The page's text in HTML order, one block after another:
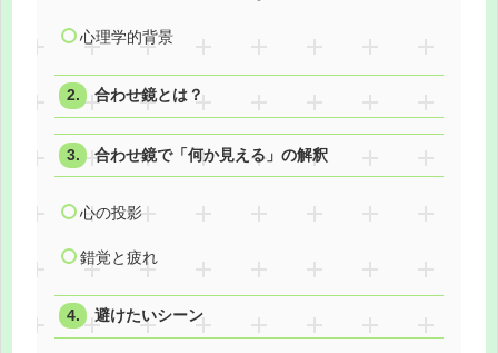
心理学的背景
合わせ鏡とは？
合わせ鏡で「何か見える」の解釈
心の投影
錯覚と疲れ
避けたいシーン